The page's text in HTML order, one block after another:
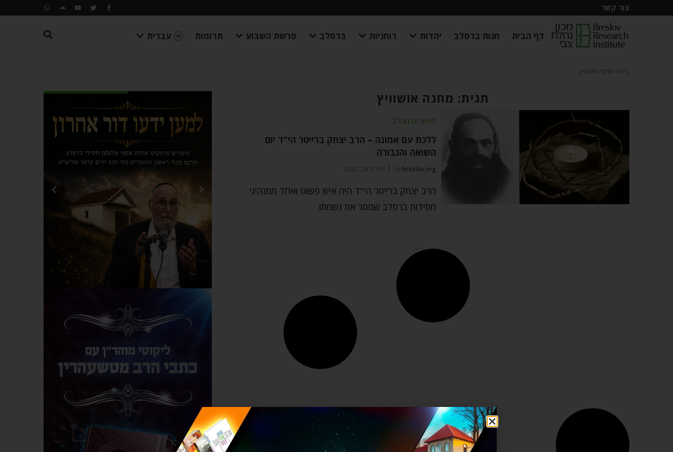
צור קשר
דף הבית חנות ברסלב יהדות רוחניות ברסלב פרשת השבוע תרומות עברית
בית מחנה אושוויץ
תגית: מחנה אושוויץ
סיפורים מהלב
ללכת עם אמונה – הרב יצחק ברייטר הי"ד יום
השואה והגבורה
by breslov.org אפריל 24, 2022
הרב יצחק ברייטר הי"ד היה איש פשוט ואחד ממנהיגי
חסידות ברסלב שמסר את נשמתו